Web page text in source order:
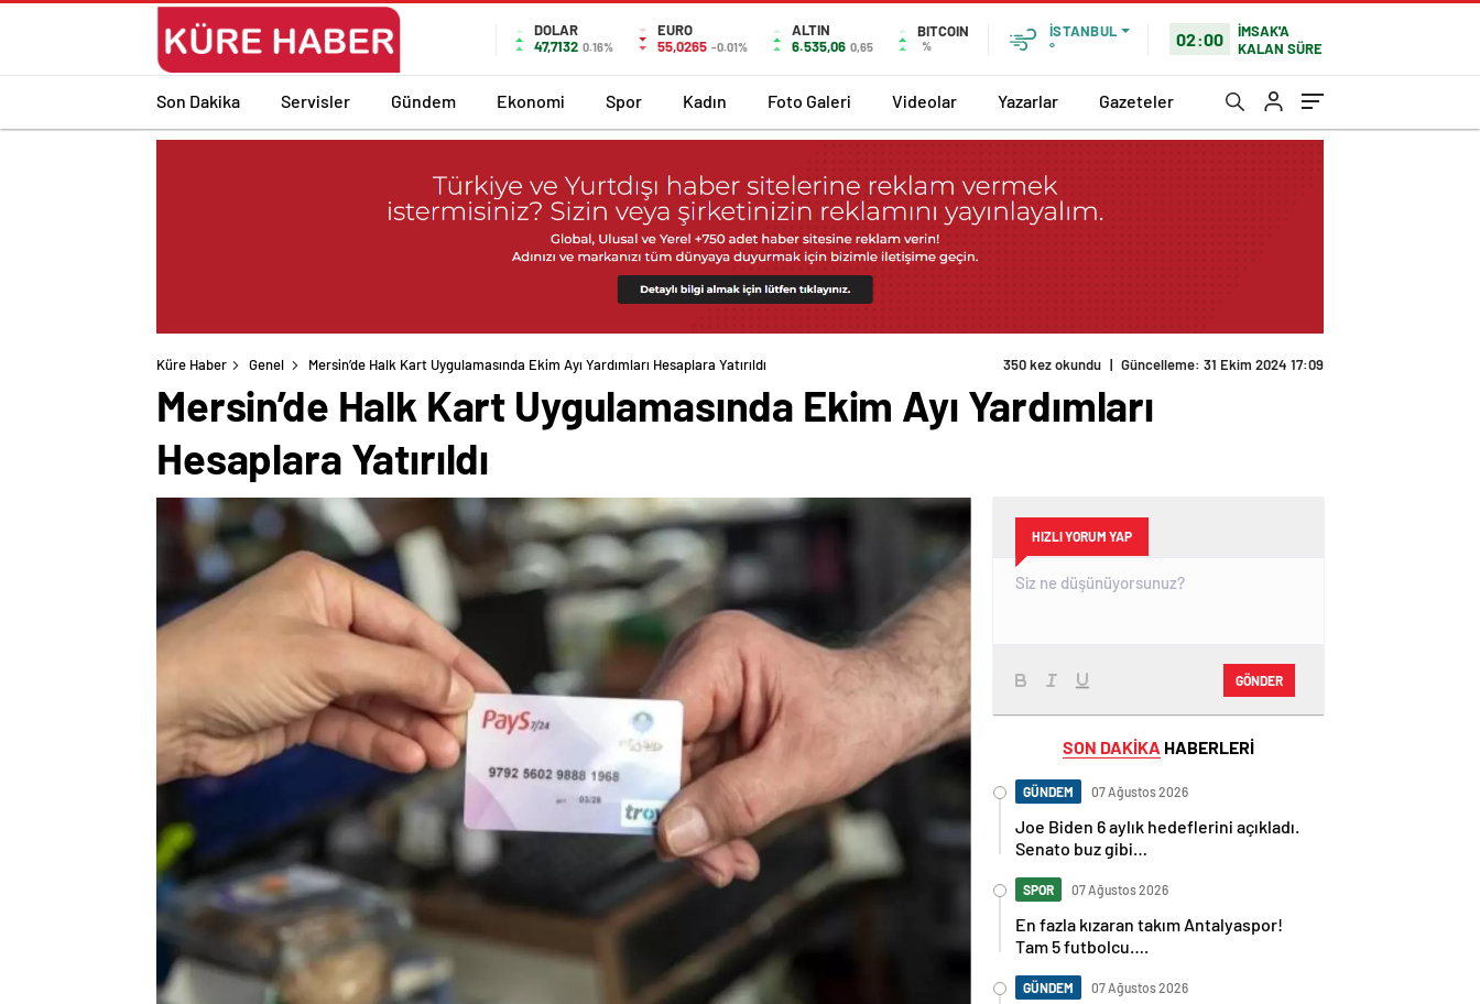
DOLAR
47,7132 0.16%
EURO
55,0265 -0.01%
ALTIN
6.535,06 0,65
BITCOIN
%
İSTANBUL
°
02:00
İMSAK'A
KALAN SÜRE
Son Dakika Servisler Gündem Ekonomi Spor Kadın Foto Galeri Videolar Yazarlar Gazeteler
Küre Haber Genel Mersin’de Halk Kart Uygulamasında Ekim Ayı Yardımları Hesaplara Yatırıldı 350 kez okundu | Güncelleme: 31 Ekim 2024 17:09
Mersin’de Halk Kart Uygulamasında Ekim Ayı Yardımları
Hesaplara Yatırıldı
HIZLI YORUM YAP
GÖNDER
SON DAKİKA HABERLERİ
GÜNDEM 07 Ağustos 2026
Joe Biden 6 aylık hedeflerini açıkladı.
Senato buz gibi…
SPOR 07 Ağustos 2026
En fazla kızaran takım Antalyaspor!
Tam 5 futbolcu….
GÜNDEM 07 Ağustos 2026